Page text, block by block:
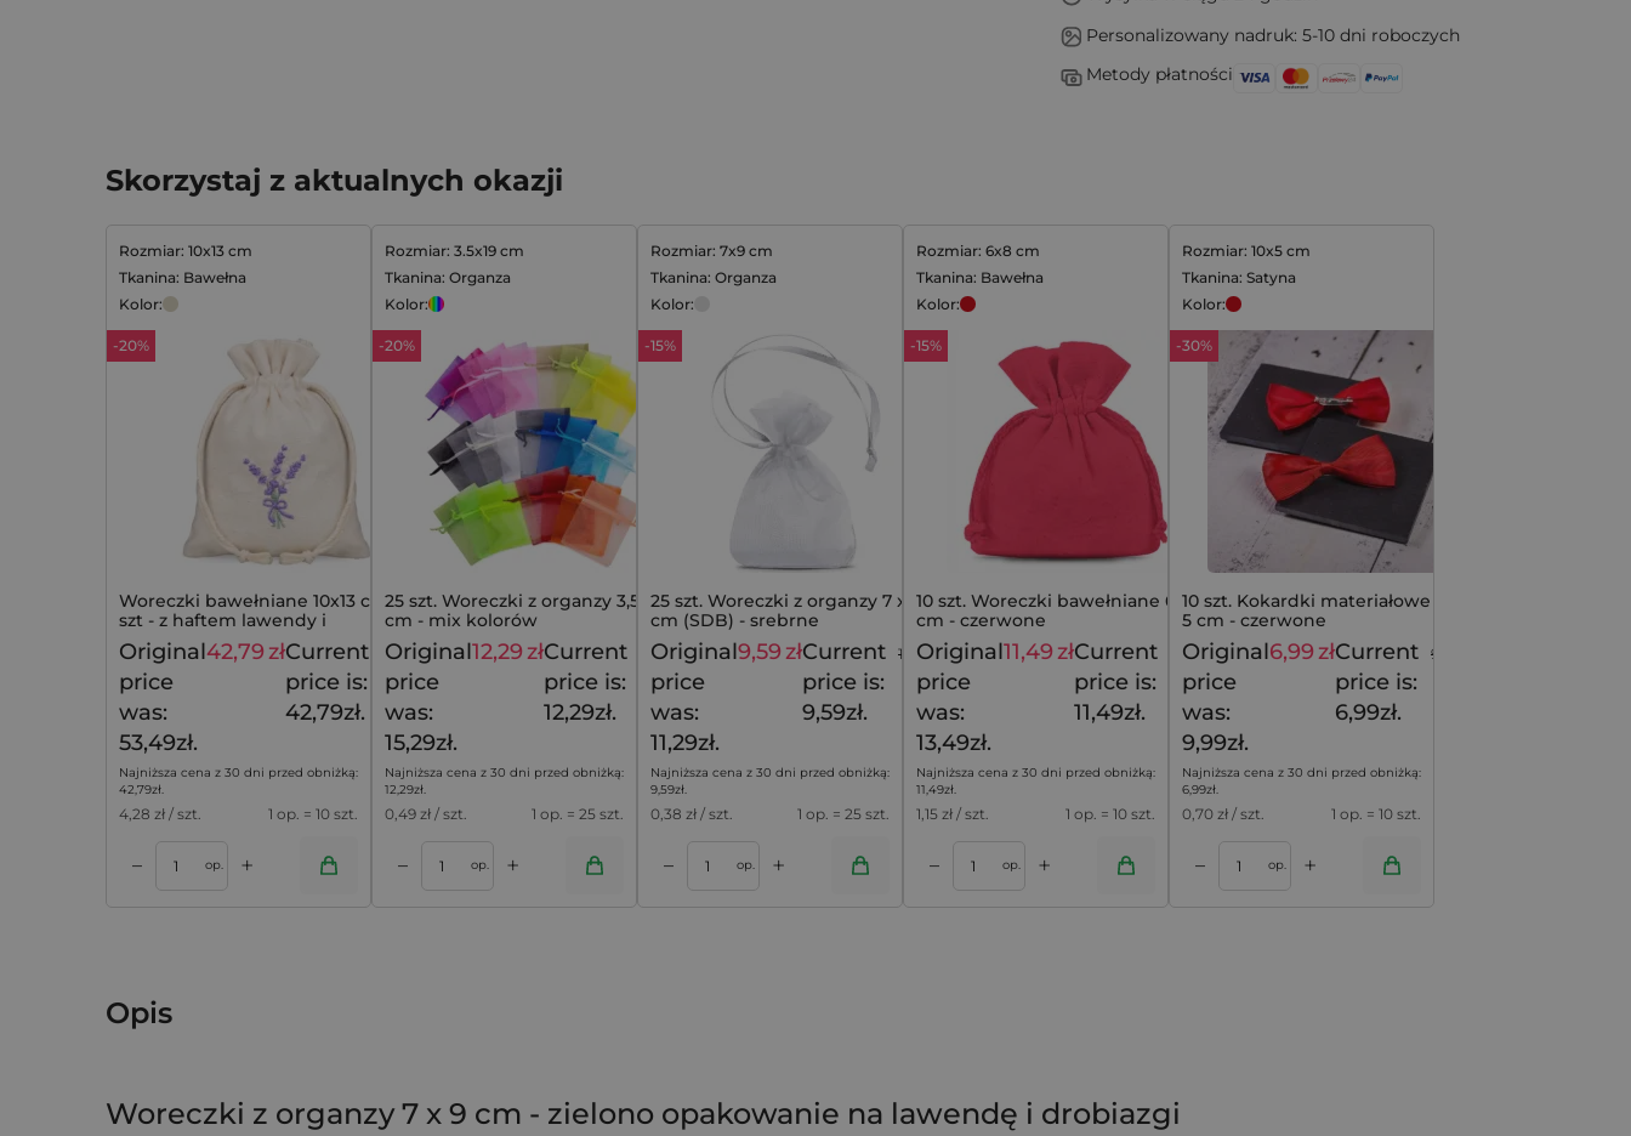
Personalizowany nadruk: 5-10 dni roboczych
Metody płatności
Skorzystaj z aktualnych okazji
Rozmiar: 10x13 cm
Tkanina: Bawełna
Kolor:
-20%
Woreczki bawełniane 10x13 cm - 10
szt - z haftem lawendy i
rustykalnym urokiem
53,49 zł
Original
price
was:
53,49zł.
42,79złCurrent
price is:
42,79zł.
Najniższa cena z 30 dni przed obniżką:
42,79zł.
4,28 zł / szt. 1 op. = 10 szt.
– op. +
Rozmiar: 3.5x19 cm
Tkanina: Organza
Kolor:
-20%
25 szt. Woreczki z organzy 3,5 x 19
cm - mix kolorów
15,29 zł
Original
price
was:
15,29zł.
12,29złCurrent
price is:
12,29zł.
Najniższa cena z 30 dni przed obniżką:
12,29zł.
0,49 zł / szt. 1 op. = 25 szt.
– op. +
Rozmiar: 7x9 cm
Tkanina: Organza
Kolor:
-15%
25 szt. Woreczki z organzy 7 x 9
cm (SDB) - srebrne
11,29 zł
Original
price
was:
11,29zł.
9,59złCurrent
price is:
9,59zł.
Najniższa cena z 30 dni przed obniżką:
9,59zł.
0,38 zł / szt. 1 op. = 25 szt.
– op. +
Dodaj do koszyka
Rozmiar: 6x8 cm
Tkanina: Bawełna
Kolor:
-15%
10 szt. Woreczki bawełniane 6 x 8
cm - czerwone
13,49 zł
Original
price
was:
13,49zł.
11,49złCurrent
price is:
11,49zł.
Najniższa cena z 30 dni przed obniżką:
11,49zł.
1,15 zł / szt. 1 op. = 10 szt.
– op. +
Dodaj do koszyka
Rozmiar: 10x5 cm
Tkanina: Satyna
Kolor:
-30%
10 szt. Kokardki materiałowe 10 x
5 cm - czerwone
9,99
Original
price
was:
9,99zł.
6,99złCurrent
price is:
6,99zł.
Najniższa cena z 30 dni przed obniżką:
6,99zł.
0,70 zł / szt. 1 op. = 10 szt.
– op. +
Dodaj do koszyka
Opis
Woreczki z organzy 7 x 9 cm - zielono opakowanie na lawendę i drobiazgi